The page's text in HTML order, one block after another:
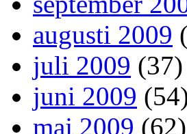
augusti 2009
juli 2009 (37)
juni 2009
maj 2009 (62)